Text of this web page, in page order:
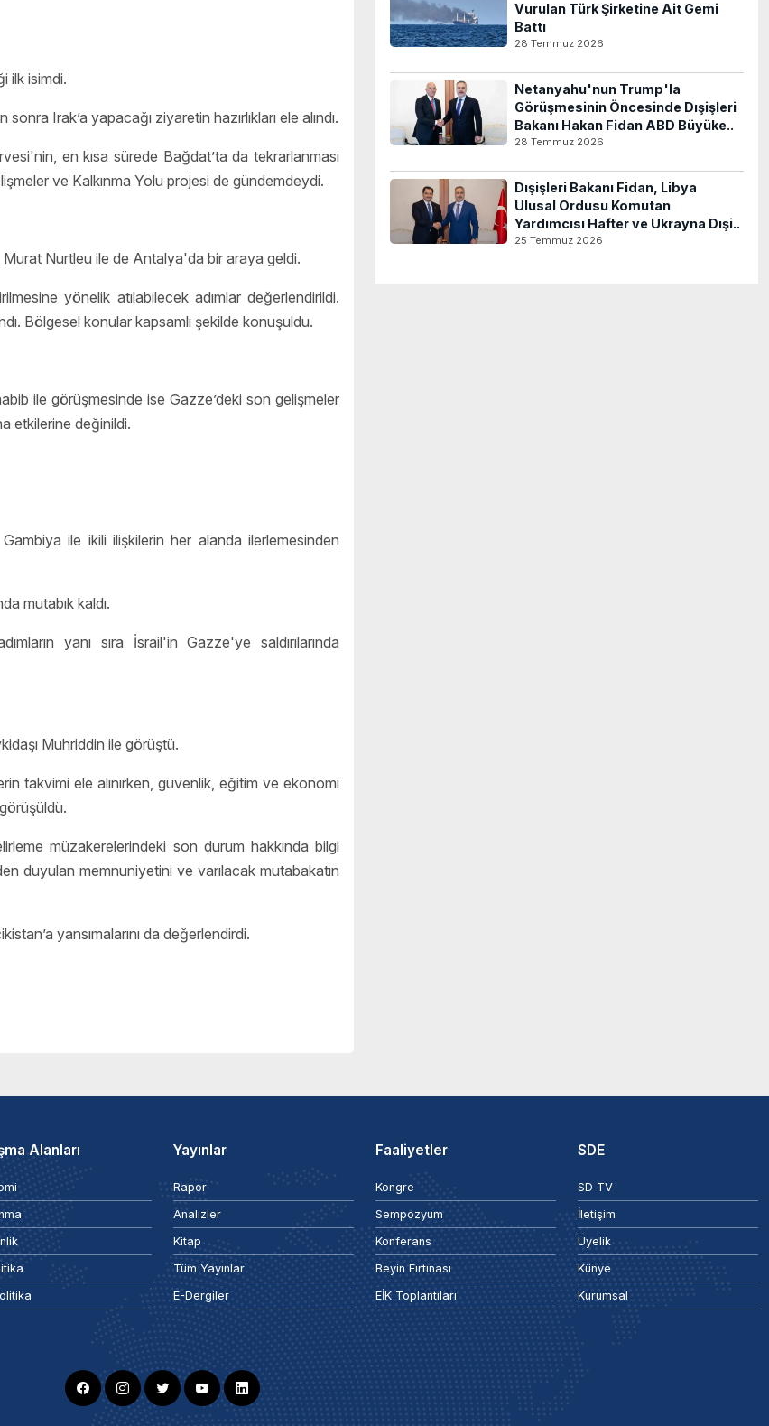
ilk isimdi.
Irak’a yapacağı ziyaretin hazırlıkları ele alındı.
en kısa sürede Bağdat’ta da tekrarlanması
ve Kalkınma Yolu projesi de gündemdeydi.
Murat Nurtleu ile de Antalya'da bir araya geldi.
yönelik atılabilecek adımlar değerlendirildi.
Bölgesel konular kapsamlı şekilde konuşuldu.
ile görüşmesinde ise Gazze’deki son gelişmeler
etkilerine değinildi.
ile ikili ilişkilerin her alanda ilerlemesinden
mutabık kaldı.
yanı sıra İsrail'in Gazze'ye saldırılarında
Muhriddin ile görüştü.
takvimi ele alınırken, güvenlik, eğitim ve ekonomi
müzakerelerindeki son durum hakkında bilgi
duyulan memnuniyetini ve varılacak mutabakatın
yansımalarını da değerlendirdi.
Vurulan Türk Şirketine Ait Gemi
Battı
28 Temmuz 2026
Netanyahu'nun Trump'la
Görüşmesinin Öncesinde Dışişleri
Bakanı Hakan Fidan ABD Büyüke..
28 Temmuz 2026
Dışişleri Bakanı Fidan, Libya
Ulusal Ordusu Komutan
Yardımcısı Hafter ve Ukrayna Dışi..
25 Temmuz 2026
Alanları Yayınlar
Rapor
Analizler
Kitap
Tüm Yayınlar
E-Dergiler
Faaliyetler
Kongre
Sempozyum
Konferans
Beyin Fırtınası
EİK Toplantıları
SDE
SD TV
İletişim
Üyelik
Künye
Kurumsal